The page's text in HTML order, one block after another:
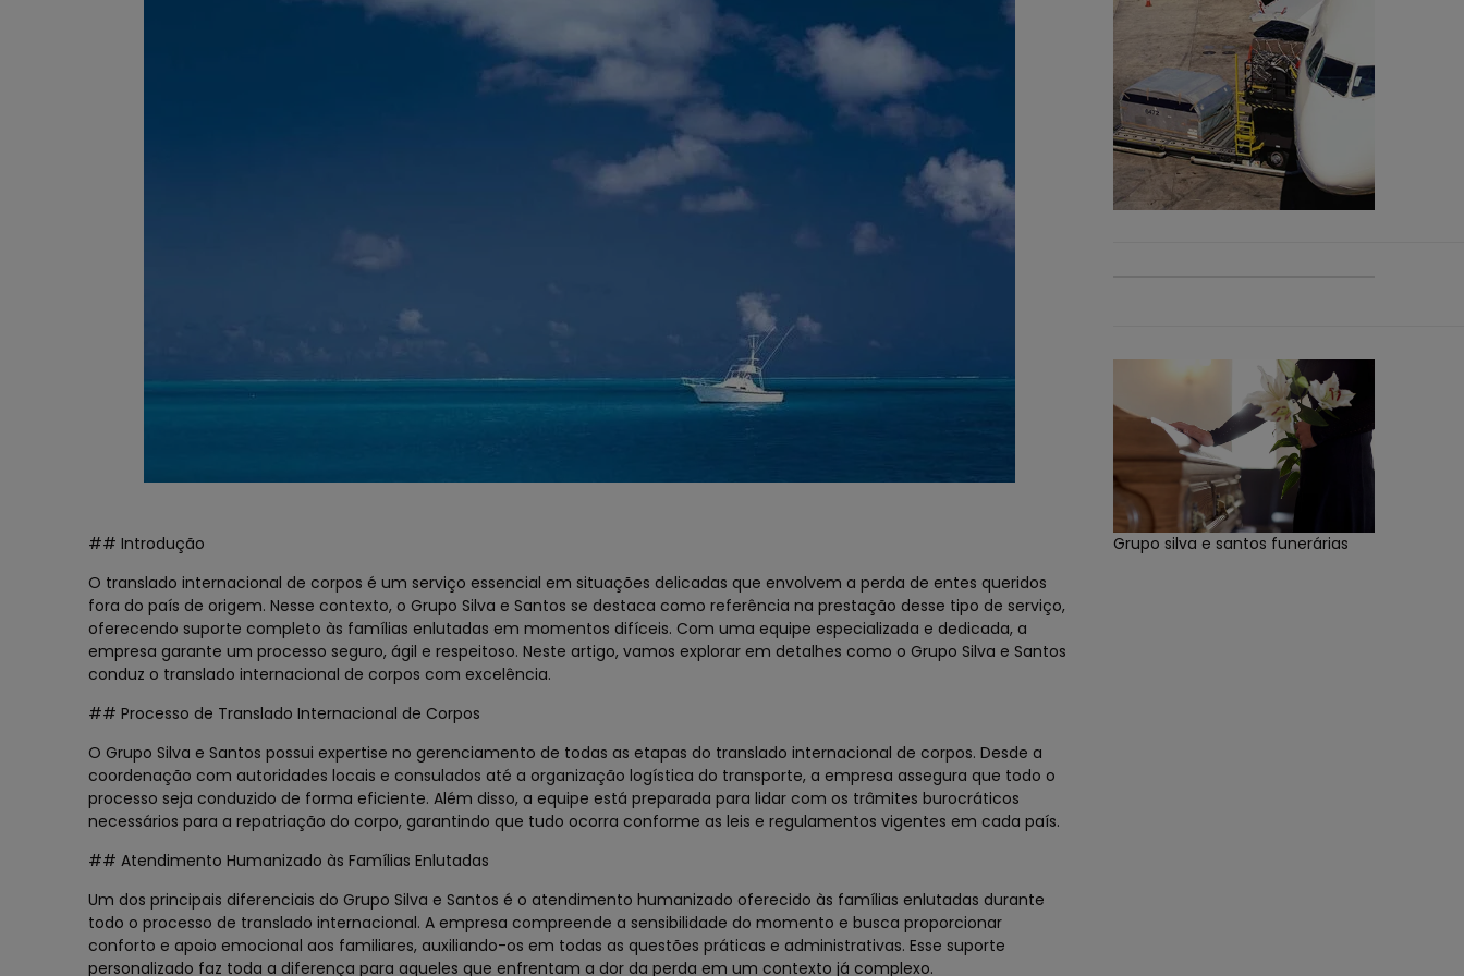
## Introdução
O translado internacional de corpos é um serviço essencial em situações delicadas que envolvem a perda de entes queridos
fora do país de origem. Nesse contexto, o Grupo Silva e Santos se destaca como referência na prestação desse tipo de serviço,
oferecendo suporte completo às famílias enlutadas em momentos difíceis. Com uma equipe especializada e dedicada, a
empresa garante um processo seguro, ágil e respeitoso. Neste artigo, vamos explorar em detalhes como o Grupo Silva e Santos
conduz o translado internacional de corpos com excelência.
## Processo de Translado Internacional de Corpos
O Grupo Silva e Santos possui expertise no gerenciamento de todas as etapas do translado internacional de corpos. Desde a
coordenação com autoridades locais e consulados até a organização logística do transporte, a empresa assegura que todo o
processo seja conduzido de forma eficiente. Além disso, a equipe está preparada para lidar com os trâmites burocráticos
necessários para a repatriação do corpo, garantindo que tudo ocorra conforme as leis e regulamentos vigentes em cada país.
## Atendimento Humanizado às Famílias Enlutadas
Um dos principais diferenciais do Grupo Silva e Santos é o atendimento humanizado oferecido às famílias enlutadas durante
todo o processo de translado internacional. A empresa compreende a sensibilidade do momento e busca proporcionar
conforto e apoio emocional aos familiares, auxiliando-os em todas as questões práticas e administrativas. Esse suporte
personalizado faz toda a diferença para aqueles que enfrentam a dor da perda em um contexto já complexo.
Grupo silva e santos funerárias